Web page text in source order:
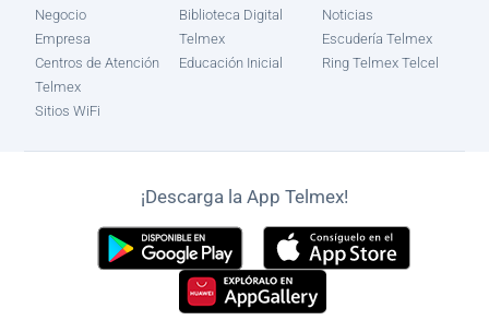
Negocio
Empresa
Centros de Atención
Telmex
Sitios WiFi
Biblioteca Digital
Telmex
Educación Inicial
Noticias
Escudería Telmex
Ring Telmex Telcel
¡Descarga la App Telmex!